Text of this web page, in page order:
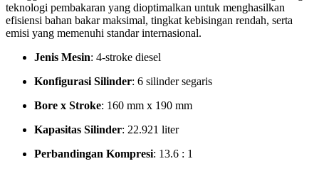
teknologi pembakaran yang dioptimalkan untuk menghasilkan
efisiensi bahan bakar maksimal, tingkat kebisingan rendah, serta
emisi yang memenuhi standar internasional.
Jenis Mesin: 4-stroke diesel
Konfigurasi Silinder: 6 silinder segaris
Bore x Stroke: 160 mm x 190 mm
Kapasitas Silinder: 22.921 liter
Perbandingan Kompresi: 13.6 : 1